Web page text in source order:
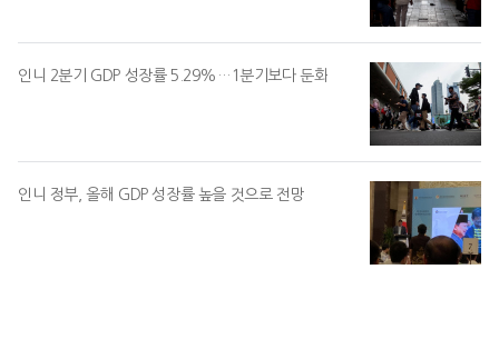
인니 2분기 GDP 성장률 5.29%…1분기보다 둔화
인니 정부, 올해 GDP 성장률 높을 것으로 전망